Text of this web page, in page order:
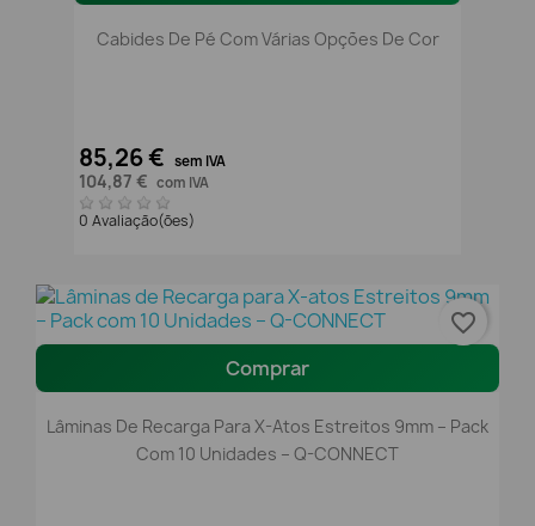
Cabides De Pé Com Várias Opções De Cor
85,26 € sem IVA
104,87 € com IVA
0 Avaliação(ões)
Comprar
Lâminas De Recarga Para X-Atos Estreitos 9mm – Pack
Com 10 Unidades – Q-CONNECT
favorite_border